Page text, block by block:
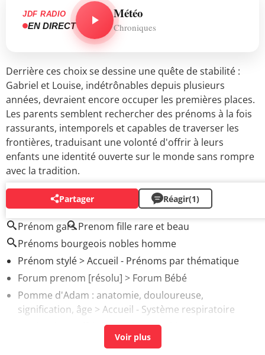
JDF RADIO
EN DIRECT
Météo
Chroniques
Derrière ces choix se dessine une quête de stabilité :
Gabriel et Louise, indétrônables depuis plusieurs
années, devraient encore occuper les premières places.
Les parents semblent rechercher des prénoms à la fois
rassurants, intemporels et capables de traverser les
frontières, traduisant une volonté d'offrir à leurs
enfants une identité ouverte sur le monde sans rompre
avec la tradition.
Partager Réagir(1)
AUTOUR DU MÊME SUJET
Prénom gars Prenom fille rare et beau
Prénoms bourgeois nobles homme
Prénom stylé> Accueil - Prénoms par thématique
Forum prenom [résolu] > Forum Bébé
Pomme d'Adam : anatomie, douloureuse,
signification, âge > Accueil - Système respiratoire
Quel cadeau offrir à un ado ?> Guide
Prénom bébé : besoin de vos avis